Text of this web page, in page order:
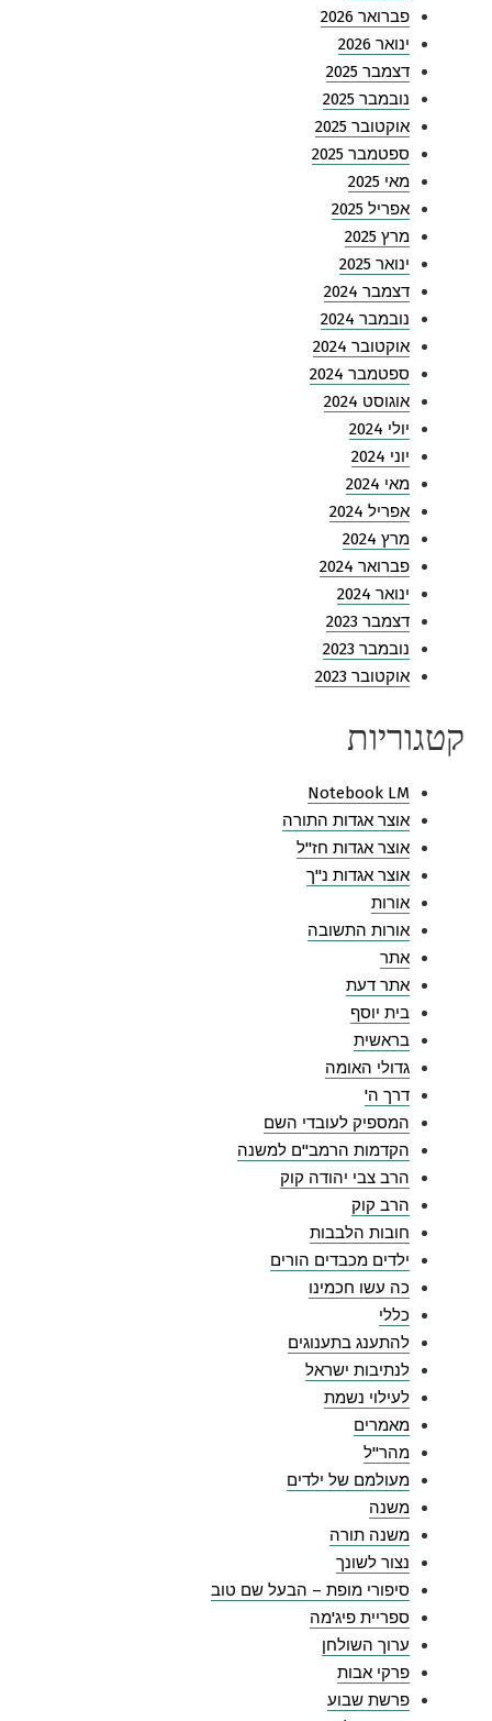
פברואר 2026
ינואר 2026
דצמבר 2025
נובמבר 2025
אוקטובר 2025
ספטמבר 2025
מאי 2025
אפריל 2025
מרץ 2025
ינואר 2025
דצמבר 2024
נובמבר 2024
אוקטובר 2024
ספטמבר 2024
אוגוסט 2024
יולי 2024
יוני 2024
מאי 2024
אפריל 2024
מרץ 2024
פברואר 2024
ינואר 2024
דצמבר 2023
נובמבר 2023
אוקטובר 2023
קטגוריות
Notebook LM
אוצר אגדות התורה
אוצר אגדות חז"ל
אוצר אגדות נ"ך
אורות
אורות התשובה
אתר
אתר דעת
בית יוסף
בראשית
גדולי האומה
דרך ה'
המספיק לעובדי השם
הקדמות הרמב"ם למשנה
הרב צבי יהודה קוק
הרב קוק
חובות הלבבות
ילדים מכבדים הורים
כה עשו חכמינו
כללי
להתענג בתענוגים
לנתיבות ישראל
לעילוי נשמת
מאמרים
מהר"ל
מעולמם של ילדים
משנה
משנה תורה
נצור לשונך
סיפורי מופת – הבעל שם טוב
ספריית פיג'מה
ערוך השולחן
פרקי אבות
פרשת שבוע